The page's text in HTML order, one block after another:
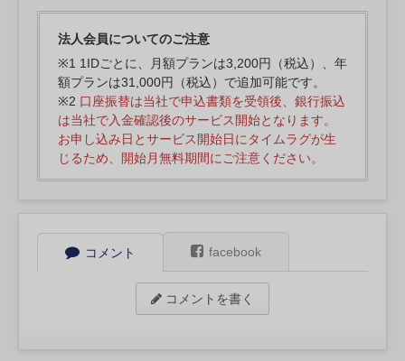
法人会員についてのご注意
※1 1IDごとに、月額プランは3,200円（税込）、年
額プランは31,000円（税込）で追加可能です。
※2 口座振替は当社で申込書類を受領後、銀行振込
は当社で入金確認後のサービス開始となります。
お申し込み日とサービス開始日にタイムラグが生
じるため、開始月無料期間にご注意ください。
コメント facebook
コメントを書く